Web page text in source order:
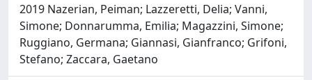
2019 Nazerian, Peiman; Lazzeretti, Delia; Vanni,
Simone; Donnarumma, Emilia; Magazzini, Simone;
Ruggiano, Germana; Giannasi, Gianfranco; Grifoni,
Stefano; Zaccara, Gaetano